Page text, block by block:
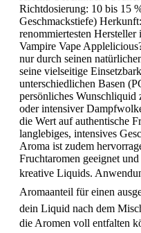
Richtdosierung: 10 bis 15
Geschmackstiefe)
renommiertesten Hersteller
Vampire Vape
nur durch seinen
seine vielseitige
unterschiedlichen Basen
persönliches Wunschliquid
oder intensiver
die Wert auf authentische
langlebiges, intensives
Aroma ist zudem
Fruchtaromen geeignet
kreative Liquids.
Aromaanteil für einen
dein Liquid nach dem
die Aromen voll entfalten